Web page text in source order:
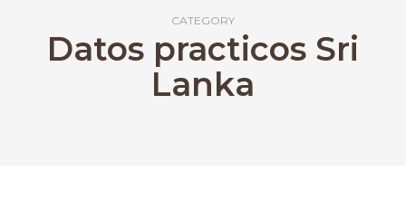
CATEGORY
Datos practicos Sri
Lanka